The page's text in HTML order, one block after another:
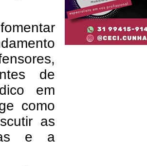
de
em
como
as
e a